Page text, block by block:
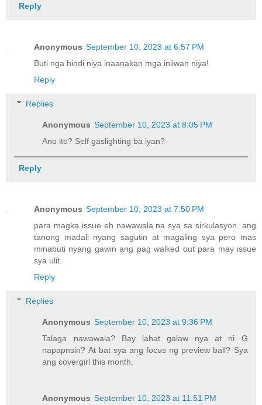
Reply
Anonymous September 10, 2023 at 6:57 PM
Buti nga hindi niya inaanakan mga iniiwan niya!
Reply
Replies
Anonymous September 10, 2023 at 8:05 PM
Ano ito? Self gaslighting ba iyan?
Reply
Anonymous September 10, 2023 at 7:50 PM
para magka issue eh nawawala na sya sa sirkulasyon. ang
tanong madali nyang sagutin at magaling sya pero mas
minabuti nyang gawin ang pag walked out para may issue
sya ulit.
Reply
Replies
Anonymous September 10, 2023 at 9:36 PM
Talaga nawawala? Bay lahat galaw nya at ni G
napapnsin? At bat sya ang focus ng preview ball? Sya
ang covergirl this month.
Anonymous September 10, 2023 at 11:51 PM